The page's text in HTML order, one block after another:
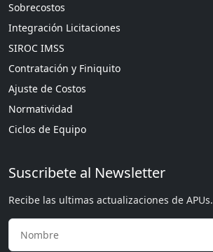
Sobrecostos
Integración Licitaciones
SIROC IMSS
Contratación y Finiquito
Ajuste de Costos
Normatividad
Ciclos de Equipo
Suscribete al Newsletter
Recibe las ultimas actualizaciones de APUs.